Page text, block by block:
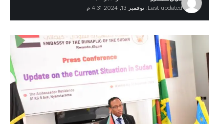
Last updated: نوفمبر 13, 2024 4:31 م